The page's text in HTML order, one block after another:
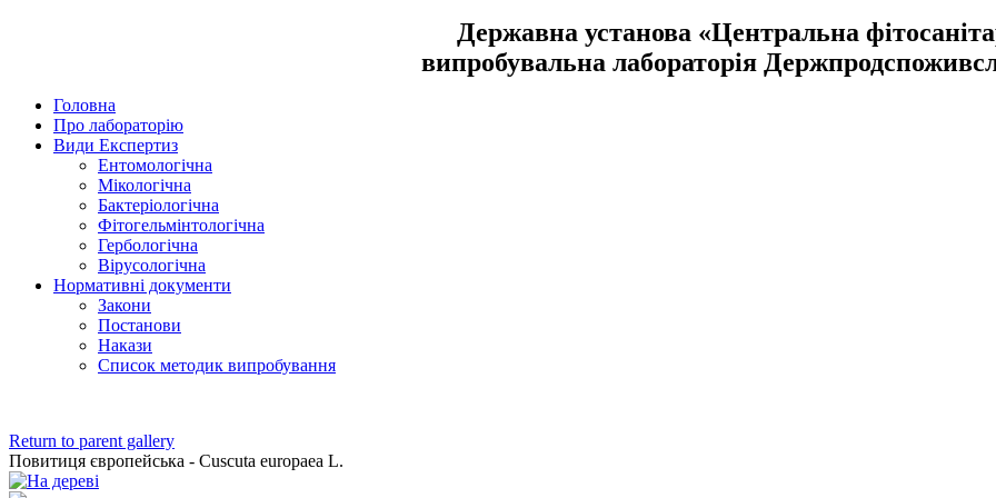
Державна установа «Центральна
випробувальна лабораторія
Головна
Про лабораторію
Види Експертиз
Ентомологічна
Мікологічна
Бактеріологічна
Фітогельмінтологічна
Гербологічна
Вірусологічна
Нормативні документи
Закони
Постанови
Накази
Список методик випробування
Return to parent gallery
Повитиця європейська - Cuscuta europaea L.